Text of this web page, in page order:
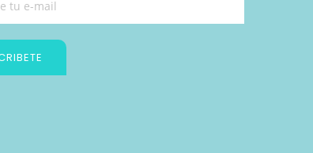
Política de privacidad